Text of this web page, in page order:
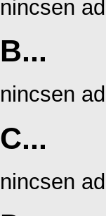
nincsen
B...
nincsen
C...
nincsen